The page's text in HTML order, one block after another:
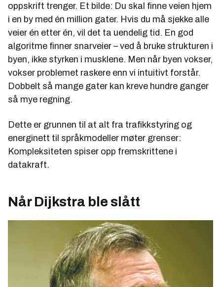
oppskrift trenger. Et bilde: Du skal finne veien hjem
i en by med én million gater. Hvis du må sjekke alle
veier én etter én, vil det ta uendelig tid. En god
algoritme finner snarveier – ved å bruke strukturen i
byen, ikke styrken i musklene. Men når byen vokser,
vokser problemet raskere enn vi intuitivt forstår.
Dobbelt så mange gater kan kreve hundre ganger
så mye regning.
Dette er grunnen til at alt fra trafikkstyring og
energinett til språkmodeller møter grenser:
Kompleksiteten spiser opp fremskrittene i
datakraft.
Når Dijkstra ble slått